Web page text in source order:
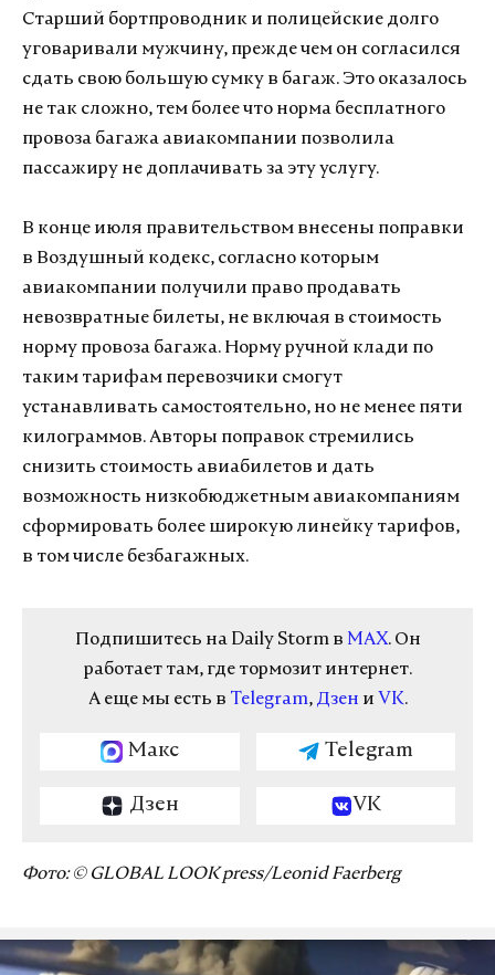
Старший бортпроводник и полицейские долго
уговаривали мужчину, прежде чем он согласился
сдать свою большую сумку в багаж. Это оказалось
не так сложно, тем более что норма бесплатного
провоза багажа авиакомпании позволила
пассажиру не доплачивать за эту услугу.
В конце июля правительством внесены поправки
в Воздушный кодекс, согласно которым
авиакомпании получили право продавать
невозвратные билеты, не включая в стоимость
норму провоза багажа. Норму ручной клади по
таким тарифам перевозчики смогут
устанавливать самостоятельно, но не менее пяти
килограммов. Авторы поправок стремились
снизить стоимость авиабилетов и дать
возможность низкобюджетным авиакомпаниям
сформировать более широкую линейку тарифов,
в том числе безбагажных.
Подпишитесь на Daily Storm в MAX. Он
работает там, где тормозит интернет.
А еще мы есть в Telegram, Дзен и VK.
Макс Telegram
Дзен VK
Фото: © GLOBAL LOOK press/Leonid Faerberg